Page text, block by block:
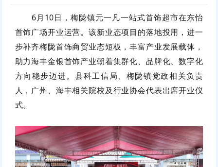
6月10日，梅陇镇元一凡一站式首饰超市在东怡
首饰广场开业运营。该新业态项目的落地投用，进一
步补齐梅陇首饰商贸业态短板，丰富产业发展载体，
助力海丰金银首饰产业朝着集群化、品牌化、数字化
方向稳步迈进。县科工信局、梅陇镇党政相关负责
人，广州、海丰相关院校及行业协会代表出席开业仪
式。